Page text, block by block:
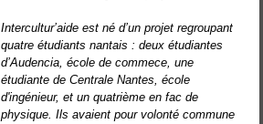
Intercultur’aide est né d’un projet regroupant
quatre étudiants nantais : deux étudiantes
d’Audencia, école de commece, une
étudiante de Centrale Nantes, école
d'ingénieur, et un quatrième en fac de
physique. Ils avaient pour volonté commune